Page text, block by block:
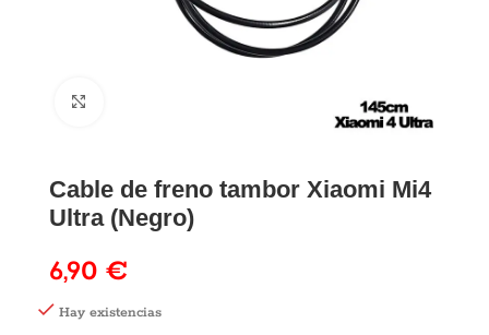
Cable de freno tambor Xiaomi Mi4
Ultra (Negro)
6,90 €
Hay existencias